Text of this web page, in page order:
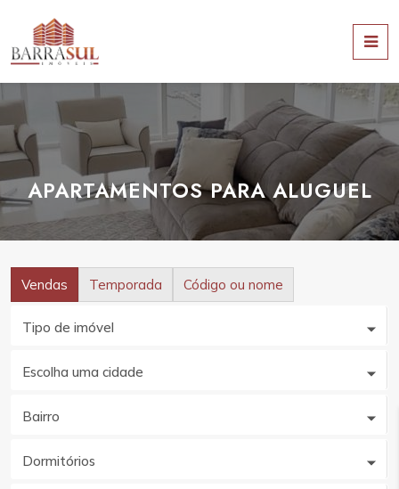
APARTAMENTOS PARA ALUGUEL
Vendas Temporada Código ou nome
Tipo de imóvel
Escolha uma cidade
Bairro
Dormitórios